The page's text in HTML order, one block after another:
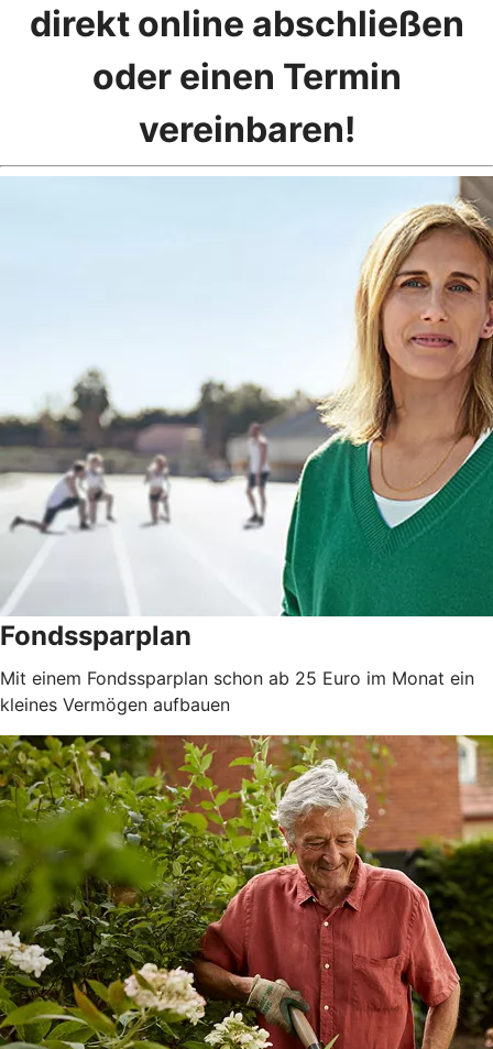
direkt online abschließen
oder einen Termin
vereinbaren!
Fondssparplan
Mit einem Fondssparplan schon ab 25 Euro im Monat ein
kleines Vermögen aufbauen